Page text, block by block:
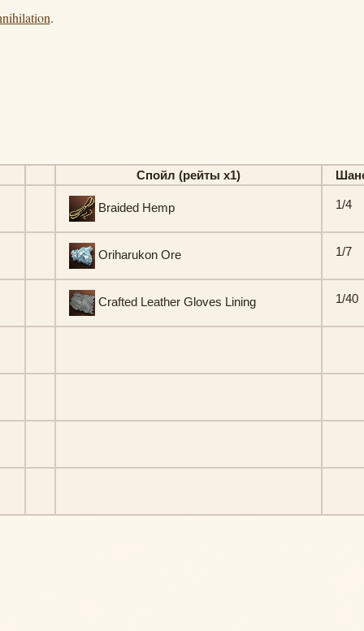
.
Спойл (рейты х1)
Braided Hemp 1/4
Oriharukon Ore 1/7
Crafted Leather Gloves Lining 1/40